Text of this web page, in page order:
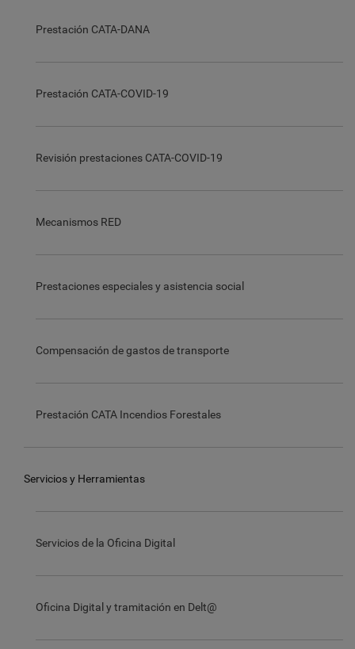
Prestación CATA-DANA
Prestación CATA-COVID-19
Revisión prestaciones CATA-COVID-19
Mecanismos RED
Prestaciones especiales y asistencia social
Compensación de gastos de transporte
Prestación CATA Incendios Forestales
Servicios y Herramientas
Servicios de la Oficina Digital
Oficina Digital y tramitación en Delt@